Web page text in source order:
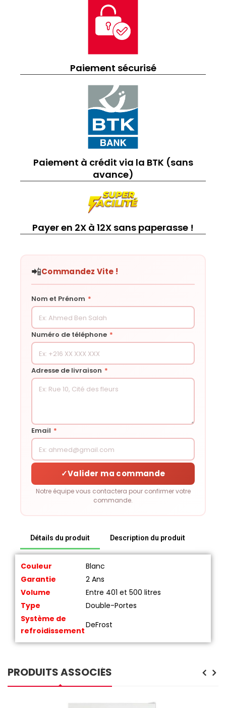
Paiement sécurisé
Paiement à crédit via la BTK (sans
avance)
Payer en 2X à 12X sans paperasse !
📲Commandez Vite !
Nom et Prénom *
Numéro de téléphone *
Adresse de livraison *
Email *
✓Valider ma commande
Notre équipe vous contactera pour confirmer votre
commande.
Détails du produit Description du produit
Couleur
Blanc
Garantie
2 Ans
Volume
Entre 401 et 500 litres
Type
Double-Portes
Système de
refroidissement
DeFrost
PRODUITS ASSOCIÉS